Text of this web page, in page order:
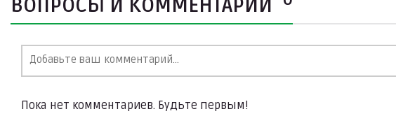
ВОПРОСЫ И КОММЕНТАРИИ
Пока нет комментариев. Будьте первым!